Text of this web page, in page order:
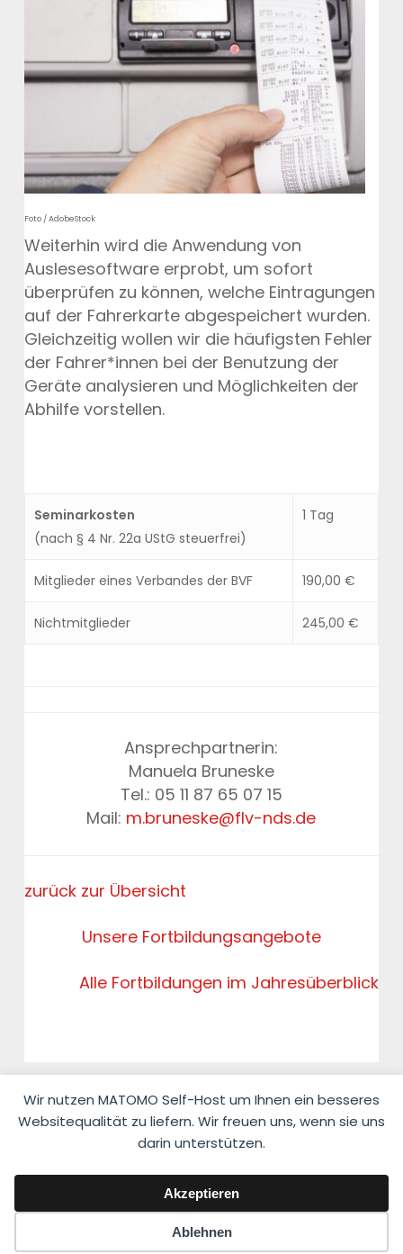
Wir nutzen MATOMO Self-Host um Ihnen ein besseres
Websitequalität zu liefern. Wir freuen uns, wenn sie uns
darin unterstützen.
Akzeptieren
Ablehnen
Foto / AdobeStock
Weiterhin wird die Anwendung von
Auslesesoftware erprobt, um sofort
überprüfen zu können, welche Eintragungen
auf der Fahrerkarte abgespeichert wurden.
Gleichzeitig wollen wir die häufigsten Fehler
der Fahrer*innen bei der Benutzung der
Geräte analysieren und Möglichkeiten der
Abhilfe vorstellen.
Seminarkosten
(nach § 4 Nr. 22a UStG steuerfrei)
1 Tag
Mitglieder eines Verbandes der BVF 190,00 €
Nichtmitglieder 245,00 €
Ansprechpartnerin:
Manuela Bruneske
Tel.: 05 11 87 65 07 15
Mail: m.bruneske@flv-nds.de
zurück zur Übersicht
Unsere Fortbildungsangebote
Alle Fortbildungen im Jahresüberblick
© 2026 Fahrlehrerverband Niedersachsen e.V.
Impressum·Datenschutzerklärung